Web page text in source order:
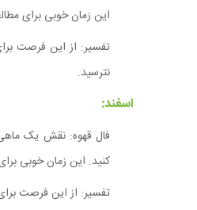
این زمان خوبی برای
تفسیر: از این فرصت
نترسید.
اسفند:
فال قهوه: نقش یک
کنید. این زمان خوبی
تفسیر: از این فرصت